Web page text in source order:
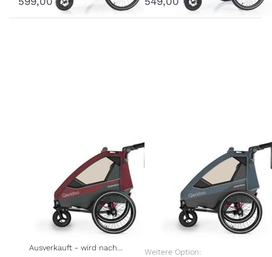
Sportrex 2
Limited
Edition
Cayenne Red
Q-SPR2-22-CR
Ausverkauft - wird nachgeliefert, sobald wieder auf Lager.
Sportrex 2
Limited
Edition Jeans
Q-SPR2-22-JB
Weitere Option: